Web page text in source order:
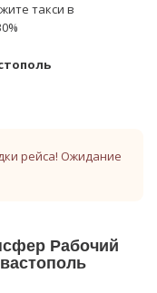
такси в
рейса! Ожидание
Рабочий